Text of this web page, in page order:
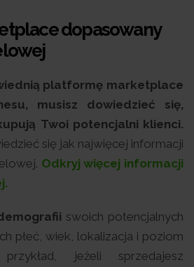
dopasowany
platformę marketplace
musisz dowiedzieć się,
Twoi potencjalni klienci.
się jak najwięcej informacji
Odkryj więcej informacji
swoich potencjalnych
płeć, wiek, lokalizacja i poziom
jeżeli sprzedajesz